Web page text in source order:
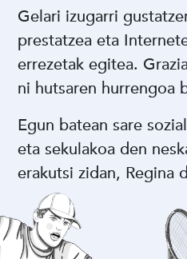
Gelari izugarri
prestatzea eta
errezetak egitea.
ni hutsaren hurrengoa
Egun batean sare
eta sekulakoa den
erakutsi zidan, Regina